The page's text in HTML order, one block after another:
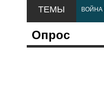
ТЕМЫ ВОЙНА
Опрос